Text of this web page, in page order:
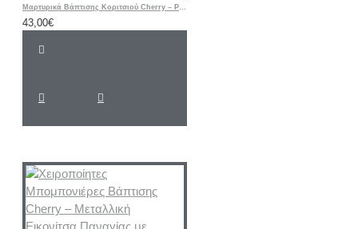
Μαρτυρικά Βάπτισης Κοριτσιού Cherry – Ροζ & Μπεζ Βραχιόλια με Δερμάτινο Κορδόνι και Μεταλλικό Σταυρό
43,00€